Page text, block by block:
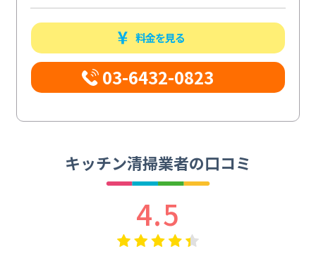
料金を見る
03-6432-0823
キッチン清掃業者の口コミ
4.5